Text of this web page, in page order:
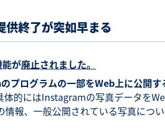
供終了が突如早まる
が廃止されました。
プログラムの一部をWeb上に公開す
体的にはInstagramの写真データを
報、一般公開されている写真につ